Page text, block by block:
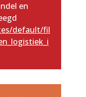
en
default/fil